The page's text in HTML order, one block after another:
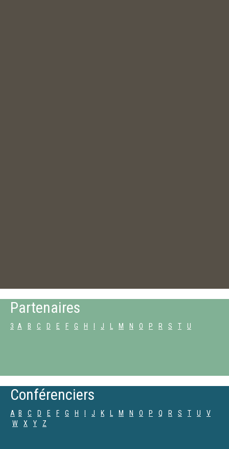
Partenaires
3 A B C D E F G H J M N O P R S T U
Conférenciers
A B C D E F G H J K M N O P Q R S T U
V
W
X Y Z